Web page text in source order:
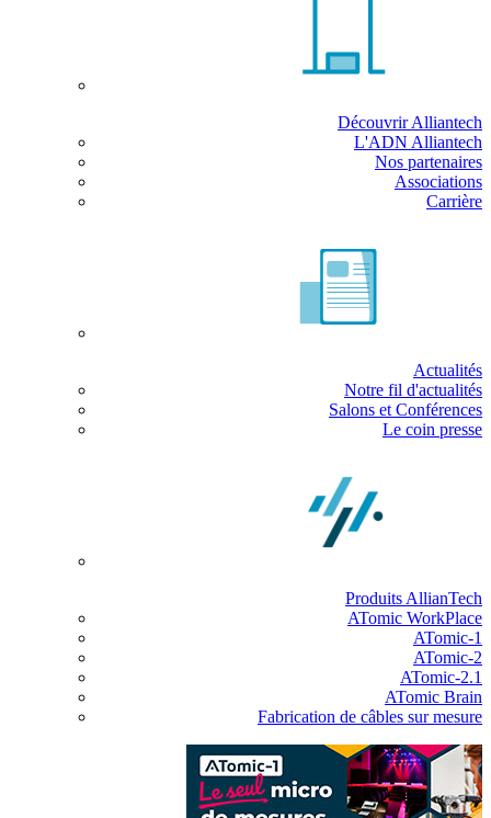
Découvrir Alliantech
L'ADN Alliantech
Nos partenaires
Associations
Carrière
Actualités
Notre fil d'actualités
Salons et Conférences
Le coin presse
Produits AllianTech
ATomic WorkPlace
ATomic-1
ATomic-2
ATomic-2.1
ATomic Brain
Fabrication de câbles sur mesure